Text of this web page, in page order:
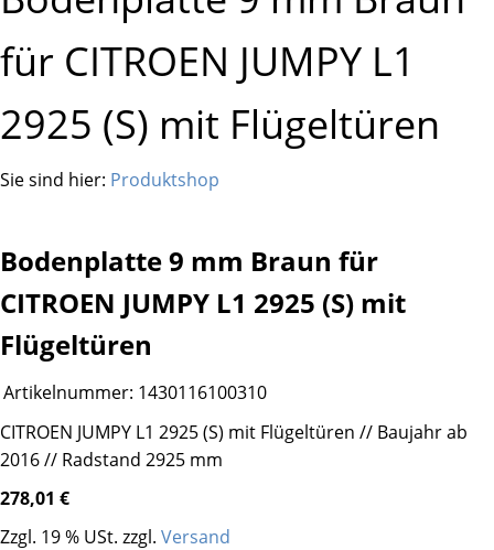
für CITROEN JUMPY L1
2925 (S) mit Flügeltüren
Sie sind hier: Produktshop
Bodenplatte 9 mm Braun für
CITROEN JUMPY L1 2925 (S) mit
Flügeltüren
Artikelnummer: 1430116100310
CITROEN JUMPY L1 2925 (S) mit Flügeltüren // Baujahr ab
2016 // Radstand 2925 mm
278,01 €
Zzgl. 19 % USt. zzgl. Versand